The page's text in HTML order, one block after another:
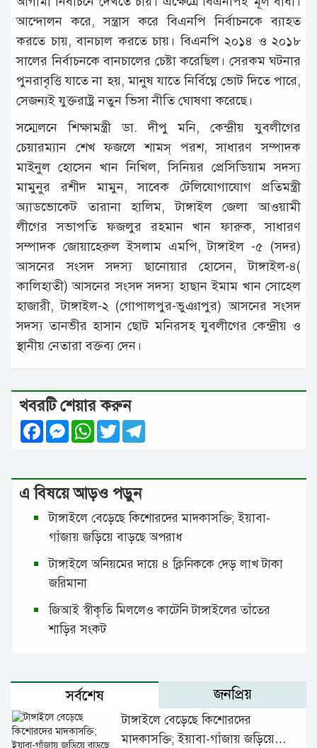
আন্দোলন করে, সন্ত্রাস করে বিএনপি নির্বাচনকে ব্যাহত
করতে চায়, বানচাল করতে চায়। বিএনপি ২০১৪ ও ২০১৮
সালের নির্বাচনকে বানচালের চেষ্টা করেছিল। সেরকম ঘটনার
পুনরাবৃত্তি যাতে না হয়, মানুষ যাতে নির্বিঘ্নে ভোট দিতে পারে,
সেজন্যই যুক্তরাষ্ট্র নতুন ভিসা নীতি ঘোষণা করেছে।
সম্মেলনে শিক্ষামন্ত্রী ডা. দীপু মনি, কেন্দ্রীয় যুবলীগের
চেয়ারম্যান শেখ ফজলে শামস্ পরশ, সাধারণ সম্পাদক
মাইনুল হোসেন খান নিখিল, সিনিয়র প্রেসিডিয়াম সদস্য
মামুনুর রশীদ মামুন, সাবেক টেলিযোগাযোগ প্রতিমন্ত্রী
অ্যাডভোকেট তারানা হালিম, টাঙ্গাইল জেলা আওয়ামী
লীগের সভাপতি ফজলুর রহমান খান ফারুক, সাধারণ
সম্পাদক জোয়াহেরুল ইসলাম এমপি, টাঙ্গাইল -৫ (সদর)
আসনের সংসদ সদস্য ছানোয়ার হোসেন, টাঙ্গাইল-৪(
কালিহাতী) আসনের সংসদ সদস্য হাছান ইমাম খান সোহেল
হাজারী, টাঙ্গাইল-২ (গোপালপুর-ভুঞাপুর) আসনের সংসদ
সদস্য তানভীর হাসান ছোট মনিরসহ যুবলীগের কেন্দ্রীয় ও
স্থানীয় নেতারা বক্তব্য দেন।
খবরটি শেয়ার করুন
FacebookMessenger
WhatsApp
Twitter
এ বিষয়ে আড়ও পড়ুন
টাঙ্গাইলে বেড়েছে কিশোরদের মাদকাসক্তি; ইয়াবা-
গাঁজায় জড়িয়ে বাড়ছে অপরাধ
টাঙ্গাইলে অনিয়মের দায়ে ৪ ক্লিনিককে দেড় লাখ টাকা
জরিমানা
জিআই স্বীকৃতি মিললেও কাটেনি টাঙ্গাইলের তাঁতের
শাড়ির সংকট
সর্বশেষ জনপ্রিয়
টাঙ্গাইলে বেড়েছে কিশোরদের
মাদকাসক্তি; ইয়াবা-গাঁজায় জড়িয়ে